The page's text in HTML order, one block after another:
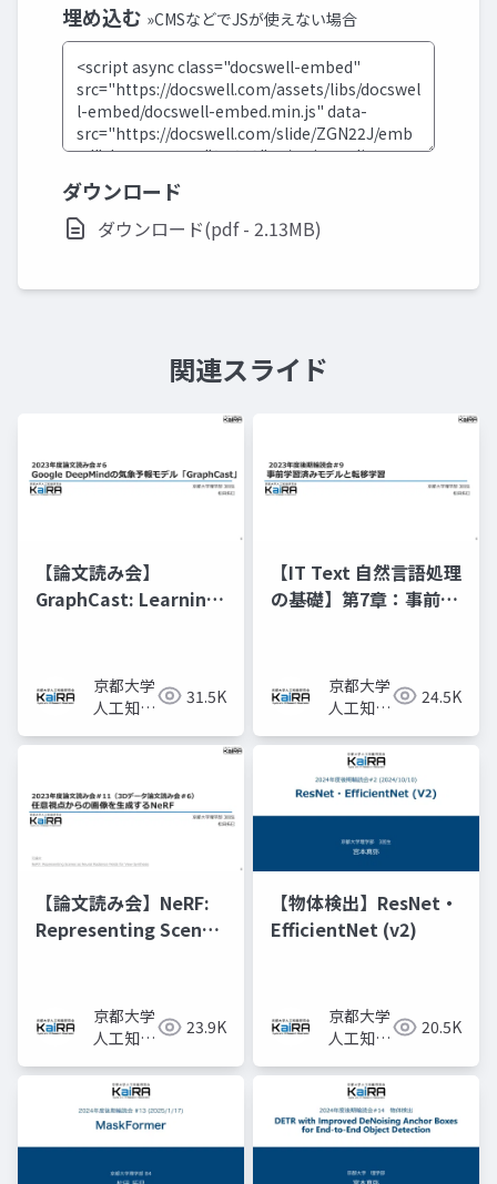
埋め込む »CMSなどでJSが使えない場合
ダウンロード
ダウンロード(pdf - 2.13MB)
関連スライド
【論文読み会】
GraphCast: Learning
weather forecasting
京都大学
人工知能
KaiRA
31.5K
【IT Text 自然言語処理
の基礎】第7章：事前学
京都大学
人工知能
KaiRA
24.5K
【論文読み会】NeRF:
Representing Scenes
Synthesis京都大学
人工知能
KaiRA
23.9K
【物体検出】ResNet・
EfficientNet (v2)
京都大学
人工知能
KaiRA
20.5K